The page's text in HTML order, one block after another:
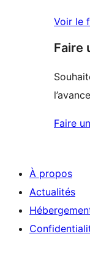
Voir le
Faire
Faire
À propos
Actualités